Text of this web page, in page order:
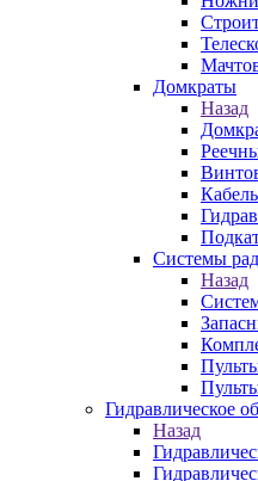
Домкраты
Назад
Системы
Назад
Гидравлическое
Назад